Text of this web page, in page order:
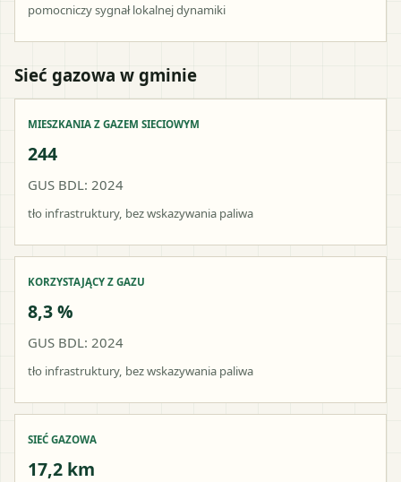
pomocniczy sygnał lokalnej dynamiki
Sieć gazowa w gminie
MIESZKANIA Z GAZEM SIECIOWYM
244
GUS BDL: 2024
tło infrastruktury, bez wskazywania paliwa
KORZYSTAJĄCY Z GAZU
8,3 %
GUS BDL: 2024
tło infrastruktury, bez wskazywania paliwa
SIEĆ GAZOWA
17,2 km